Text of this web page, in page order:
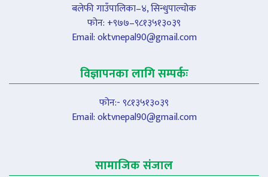
बलेफी गाउँपालिका–४, सिन्धुपाल्चोक
फोन: +९७७–९८१३५१३०३९
Email:oktvnepal90@gmail.com
विज्ञापनका लागि सम्पर्कः
फोन:- ९८१३५१३०३९
Email:oktvnepal90@gmail.com
सामाजिक संजाल